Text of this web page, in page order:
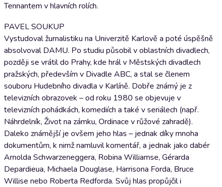
Tennantem v hlavních rolích.
PAVEL SOUKUP
Vystudoval žurnalistiku na Univerzitě Karlově a poté úspěšně
absolvoval DAMU. Po studiu působil v oblastních divadlech,
později se vrátil do Prahy, kde hrál v Městských divadlech
pražských, především v Divadle ABC, a stal se členem
souboru Hudebního divadla v Karlíně. Dobře známý je z
televizních obrazovek – od roku 1980 se objevuje v
televizních pohádkách, komediích a také v seriálech (např.
Náhrdelník, Život na zámku, Ordinace v růžové zahradě).
Daleko známější je ovšem jeho hlas – jednak díky mnoha
dokumentům, k nimž namluvil komentář, a jednak jako dabér
Arnolda Schwarzeneggera, Robina Williamse, Gérarda
Depardieua, Michaela Douglase, Harrisona Forda, Bruce
Willise nebo Roberta Redforda. Svůj hlas propůjčil i